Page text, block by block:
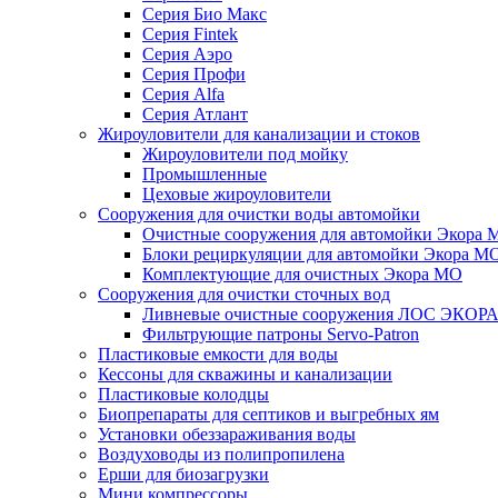
Серия Био Макс
Серия Fintek
Серия Аэро
Серия Профи
Серия Alfa
Серия Атлант
Жироуловители для канализации и стоков
Жироуловители под мойку
Промышленные
Цеховые жироуловители
Сооружения для очистки воды автомойки
Очистные сооружения для автомойки Экора
Блоки рециркуляции для автомойки Экора
Комплектующие для очистных Экора МО
Сооружения для очистки сточных вод
Ливневые очистные сооружения ЛОС ЭКОРА
Фильтрующие патроны Servo-Patron
Пластиковые емкости для воды
Кессоны для скважины и канализации
Пластиковые колодцы
Биопрепараты для септиков и выгребных ям
Установки обеззараживания воды
Воздуховоды из полипропилена
Ерши для биозагрузки
Мини компрессоры